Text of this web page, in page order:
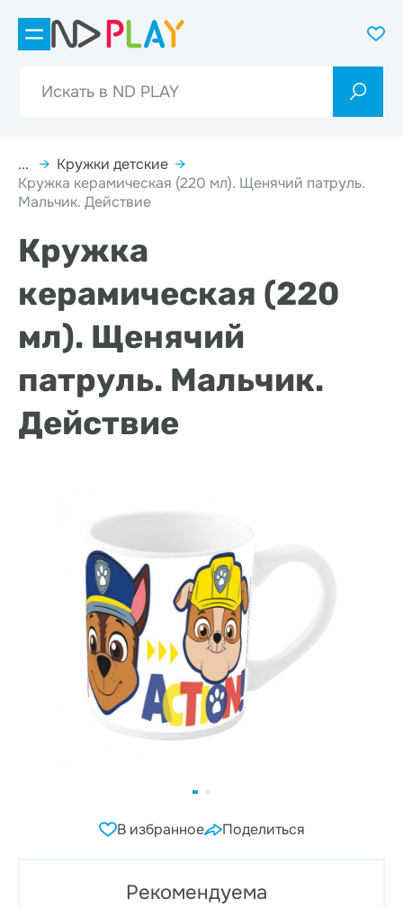
... → Кружки детские →
Кружка керамическая (220 мл). Щенячий патруль.
Мальчик. Действие
Кружка
керамическая (220
мл). Щенячий
патруль. Мальчик.
Действие
В избранное Поделиться
Рекомендуема